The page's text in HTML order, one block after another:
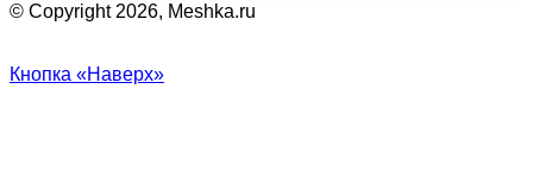
© Copyright 2026, Meshka.ru
Кнопка «Наверх»